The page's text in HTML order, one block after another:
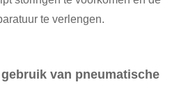
te verlengen.
van pneumatische